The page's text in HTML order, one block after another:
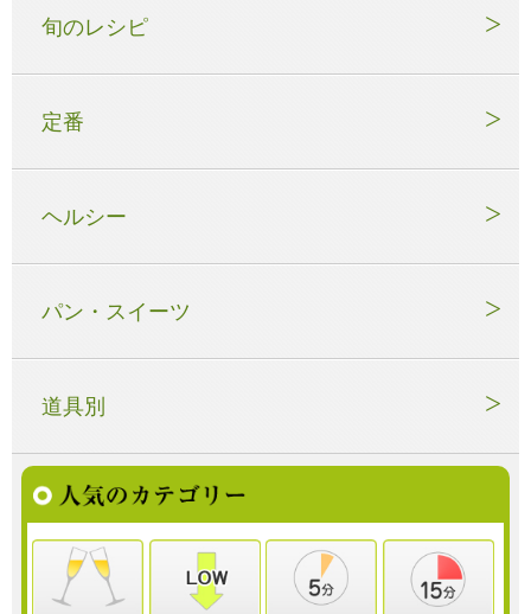
旬のレシピ
定番
ヘルシー
パン・スイーツ
道具別